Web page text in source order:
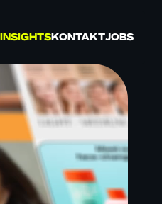
INSIGHTS KONTAKTJOBS